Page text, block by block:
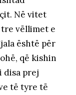
Në vitet
vëllimet e
është për
që kishin
disa prej
të tyre të